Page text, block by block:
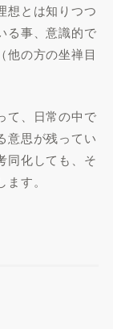
想とは知りつつ
る事、意識的で
他の方の坐禅目
て、日常の中で
意思が残ってい
同化しても、そ
す。